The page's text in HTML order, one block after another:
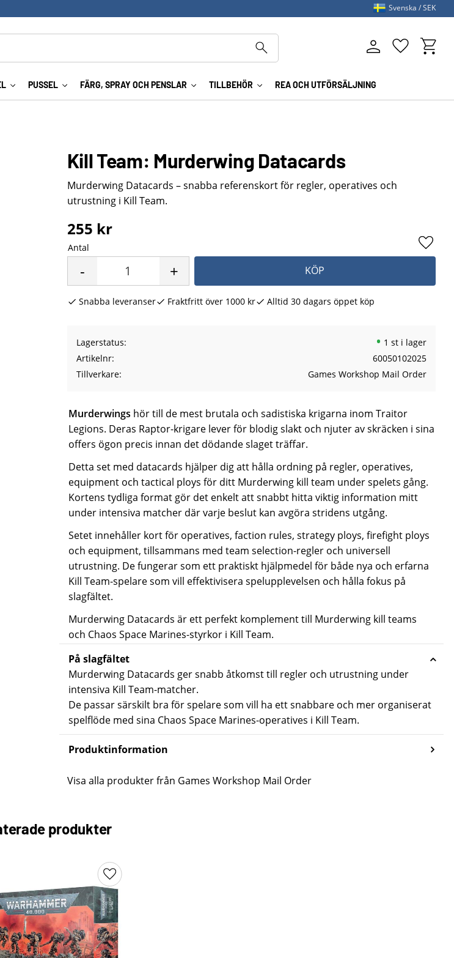
PUSSEL FÄRG, SPRAY OCH PENSLAR TILLBEHÖR REA OCH UTFÖRSÄLJNING
Favoriter
Svenska SEK
Kill Team: Murderwing Datacards
Murderwing Datacards – snabba referenskort för regler, operatives och
utrustning i Kill Team.
255 kr
Antal
+
- KÖP
Lägg
Snabba leveranser Fraktfritt över 1000 kr Alltid 30 dagars öppet köp
Lagerstatus
1 st i lager
Artikelnr
60050102025
Tillverkare
Games Workshop Mail Order
Murderwings hör till de mest brutala och sadistiska krigarna inom Traitor
Legions. Deras Raptor-krigare lever för blodig slakt och njuter av skräcken i sina
offers ögon precis innan det dödande slaget träffar.
Detta set med datacards hjälper dig att hålla ordning på regler, operatives,
equipment och tactical ploys för ditt Murderwing kill team under spelets gång.
Kortens tydliga format gör det enkelt att snabbt hitta viktig information mitt
under intensiva matcher där varje beslut kan avgöra stridens utgång.
Setet innehåller kort för operatives, faction rules, strategy ploys, firefight ploys
och equipment, tillsammans med team selection-regler och universell
utrustning. De fungerar som ett praktiskt hjälpmedel för både nya och erfarna
Kill Team-spelare som vill effektivisera spelupplevelsen och hålla fokus på
slagfältet.
Murderwing Datacards är ett perfekt komplement till Murderwing kill teams
och Chaos Space Marines-styrkor i Kill Team.
På slagfältet
Murderwing Datacards ger snabb åtkomst till regler och utrustning under
intensiva Kill Team-matcher.
De passar särskilt bra för spelare som vill ha ett snabbare och mer organiserat
spelflöde med sina Chaos Space Marines-operatives i Kill Team.
Produktinformation
Visa alla produkter från Games Workshop Mail Order
produkter
Lägg till i favoriter